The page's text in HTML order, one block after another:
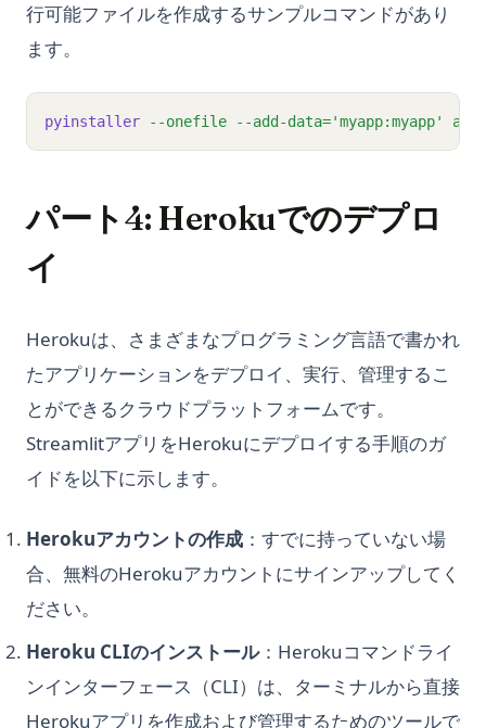
行可能ファイルを作成するサンプルコマンドがあり
ます。
pyinstaller --onefile --add-data='myapp:myapp'
パート4: Herokuでのデプロ
イ
Herokuは、さまざまなプログラミング言語で書かれ
たアプリケーションをデプロイ、実行、管理するこ
とができるクラウドプラットフォームです。
StreamlitアプリをHerokuにデプロイする手順のガ
イドを以下に示します。
Herokuアカウントの作成 ：すでに持っていない場
合、無料のHerokuアカウントにサインアップしてく
ださい。
Heroku CLIのインストール：Herokuコマンドライ
ンインターフェース（CLI）は、ターミナルから直接
Herokuアプリを作成および管理するためのツールで